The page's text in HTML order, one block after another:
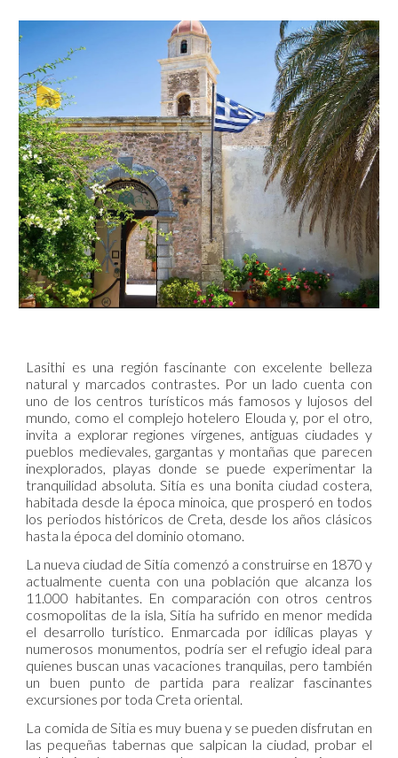
Lasithi es una región fascinante con excelente belleza
natural y marcados contrastes. Por un lado cuenta con
uno de los centros turísticos más famosos y lujosos del
mundo, como el complejo hotelero Elouda y, por el otro,
invita a explorar regiones vírgenes, antiguas ciudades y
pueblos medievales, gargantas y montañas que parecen
inexplorados, playas donde se puede experimentar la
tranquilidad absoluta. Sitía es una bonita ciudad costera,
habitada desde la época minoica, que prosperó en todos
los periodos históricos de Creta, desde los años clásicos
hasta la época del dominio otomano.
La nueva ciudad de Sitía comenzó a construirse en 1870 y
actualmente cuenta con una población que alcanza los
11.000 habitantes. En comparación con otros centros
cosmopolitas de la isla, Sitía ha sufrido en menor medida
el desarrollo turístico. Enmarcada por idílicas playas y
numerosos monumentos, podría ser el refugio ideal para
quienes buscan unas vacaciones tranquilas, pero también
un buen punto de partida para realizar fascinantes
excursiones por toda Creta oriental.
La comida de Sitia es muy buena y se pueden disfrutan en
las pequeñas tabernas que salpican la ciudad, probar el